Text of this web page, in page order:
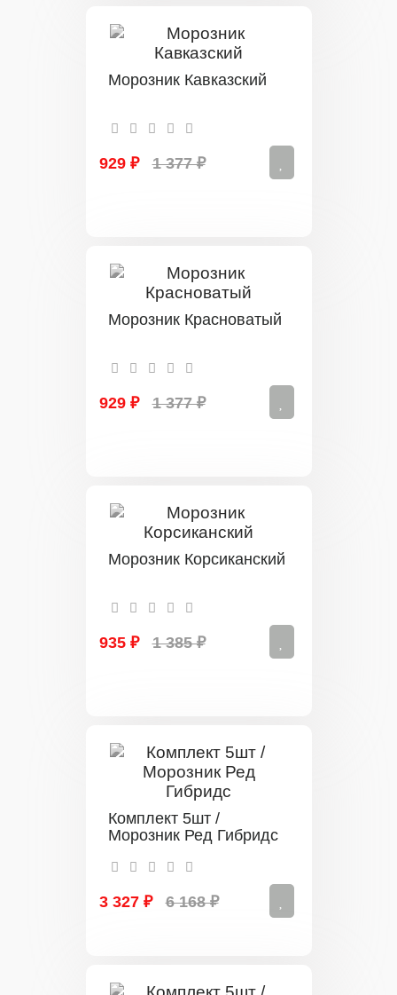
Морозник Кавказский
929 ₽ 1 377 ₽
Морозник Красноватый
929 ₽ 1 377 ₽
Морозник Корсиканский
935 ₽ 1 385 ₽
Комплект 5шт /
Морозник Ред Гибридс
3 327 ₽ 6 168 ₽